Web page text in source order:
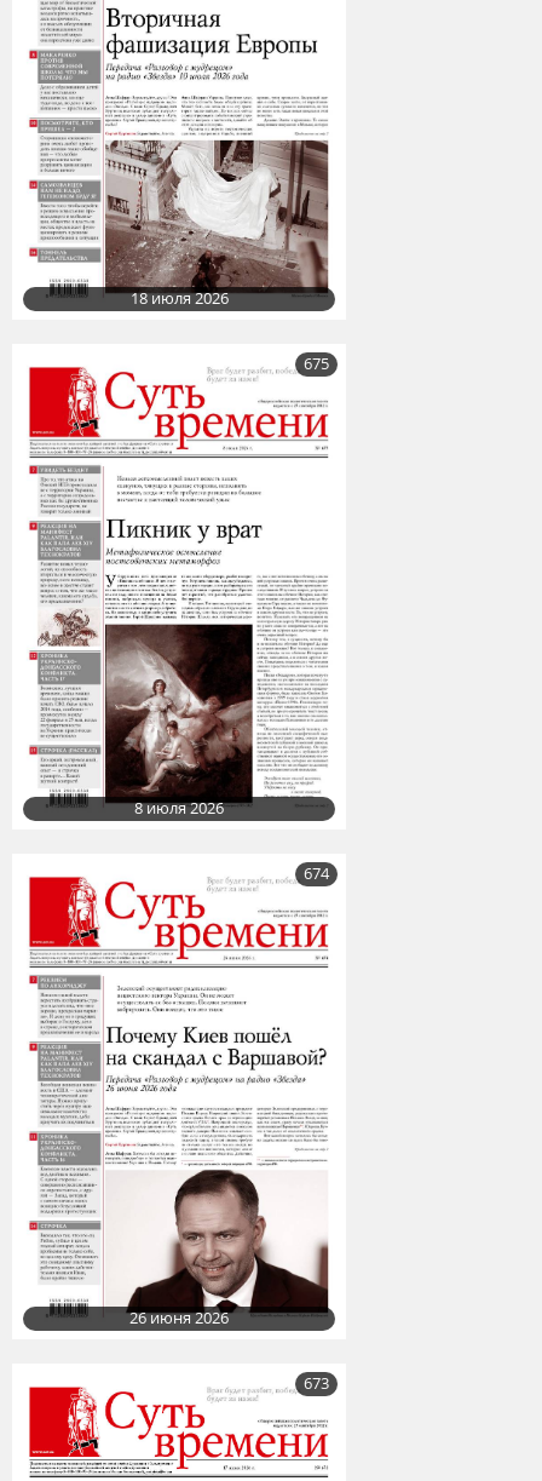
18 июля 2026
675
8 июля 2026
674
26 июня 2026
673